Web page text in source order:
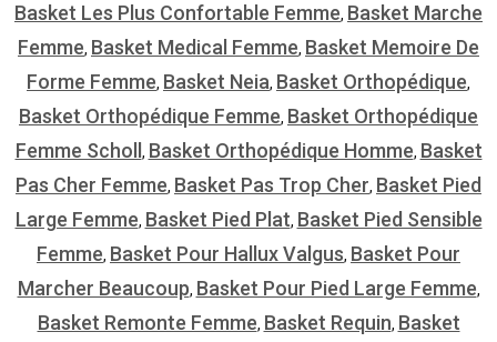
Basket Les Plus Confortable Femme, Basket Marche
Femme, Basket Medical Femme, Basket Memoire De
Forme Femme, Basket Neia, Basket Orthopédique,
Basket Orthopédique Femme, Basket Orthopédique
Femme Scholl , Basket Orthopédique Homme, Basket
Pas Cher Femme, Basket Pas Trop Cher, Basket Pied
Large Femme, Basket Pied Plat, Basket Pied Sensible
Femme, Basket Pour Hallux Valgus, Basket Pour
Marcher Beaucoup, Basket Pour Pied Large Femme,
Basket Remonte Femme, Basket Requin, Basket